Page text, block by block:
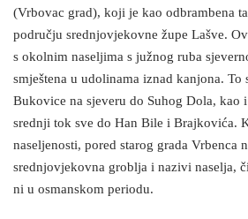
(Vrbovac grad), koji je kao odbrambena
području srednjovjekovne župe Lašve.
s okolnim naseljima s južnog ruba
smještena u udolinama iznad kanjona. To
Bukovice na sjeveru do Suhog Dola, kao
srednji tok sve do Han Bile i Brajkovića.
naseljenosti, pored starog grada Vrbenca
srednjovjekovna groblja i nazivi naselja,
ni u osmanskom periodu.